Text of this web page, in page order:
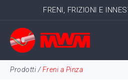
FRENI, FRIZIONI E
Prodotti /Freni a Pinza